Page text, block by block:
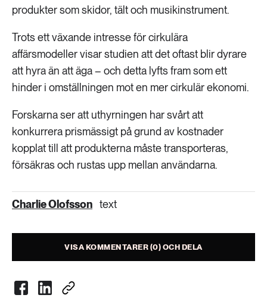
produkter som skidor, tält och musikinstrument.
Trots ett växande intresse för cirkulära
affärsmodeller visar studien att det oftast blir dyrare
att hyra än att äga – och detta lyfts fram som ett
hinder i omställningen mot en mer cirkulär ekonomi.
Forskarna ser att uthyrningen har svårt att
konkurrera prismässigt på grund av kostnader
kopplat till att produkterna måste transporteras,
försäkras och rustas upp mellan användarna.
Charlie Olofsson text
VISA KOMMENTARER (0) OCH DELA